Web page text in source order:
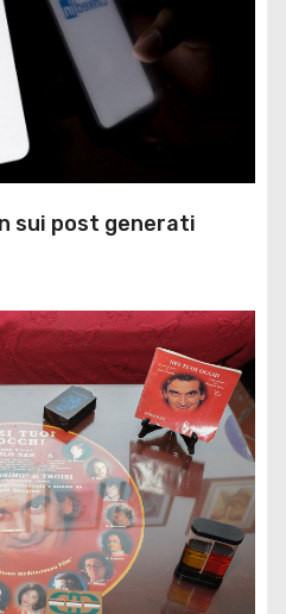
sui post generati